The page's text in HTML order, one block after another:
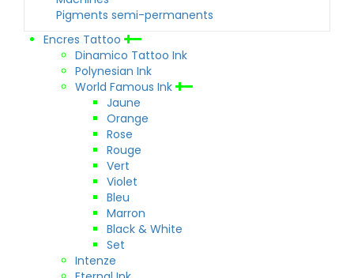
Pigments semi-permanents
Encres Tattoo
Dinamico Tattoo Ink
Polynesian Ink
World Famous Ink
Jaune
Orange
Rose
Rouge
Vert
Violet
Bleu
Marron
Black & White
Set
Intenze